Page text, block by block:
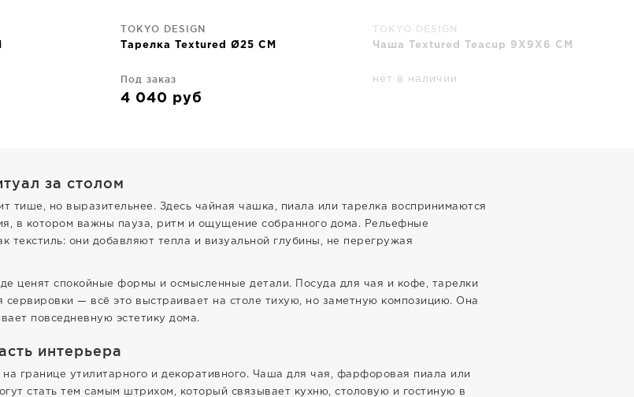
TOKYO DESIGN
Тарелка Textured Ø25 CM
Под заказ
4 040 руб
TOKYO DESIGN
Чаша Textured Teacup 9X9X6 CM
нет в наличии
за столом
тише, но выразительнее. Здесь чайная чашка, пиала или тарелка воспринимаются
в котором важны пауза, ритм и ощущение собранного дома. Рельефные
текстиль: они добавляют тепла и визуальной глубины, не перегружая
ценят спокойные формы и осмысленные детали. Посуда для чая и кофе, тарелки
— всё это выстраивает на столе тихую, но заметную композицию. Она
повседневную эстетику дома.
интерьера
границе утилитарного и декоративного. Чаша для чая, фарфоровая пиала или
стать тем самым штрихом, который связывает кухню, столовую и гостиную в